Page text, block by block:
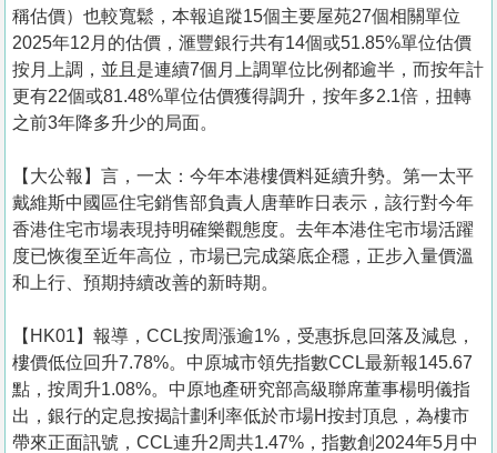
稱估價）也較寬鬆，本報追蹤15個主要屋苑27個相關單位
2025年12月的估價，滙豐銀行共有14個或51.85%單位估價
按月上調，並且是連續7個月上調單位比例都逾半，而按年計
更有22個或81.48%單位估價獲得調升，按年多2.1倍，扭轉
之前3年降多升少的局面。
【大公報】言，一太：今年本港樓價料延續升勢。第一太平
戴維斯中國區住宅銷售部負責人唐華昨日表示，該行對今年
香港住宅市場表現持明確樂觀態度。去年本港住宅市場活躍
度已恢復至近年高位，市場已完成築底企穩，正步入量價溫
和上行、預期持續改善的新時期。
【HK01】報導，CCL按周漲逾1%，受惠拆息回落及減息，
樓價低位回升7.78%。中原城市領先指數CCL最新報145.67
點，按周升1.08%。中原地產研究部高級聯席董事楊明儀指
出，銀行的定息按揭計劃利率低於市場H按封頂息，為樓市
帶來正面訊號，CCL連升2周共1.47%，指數創2024年5月中